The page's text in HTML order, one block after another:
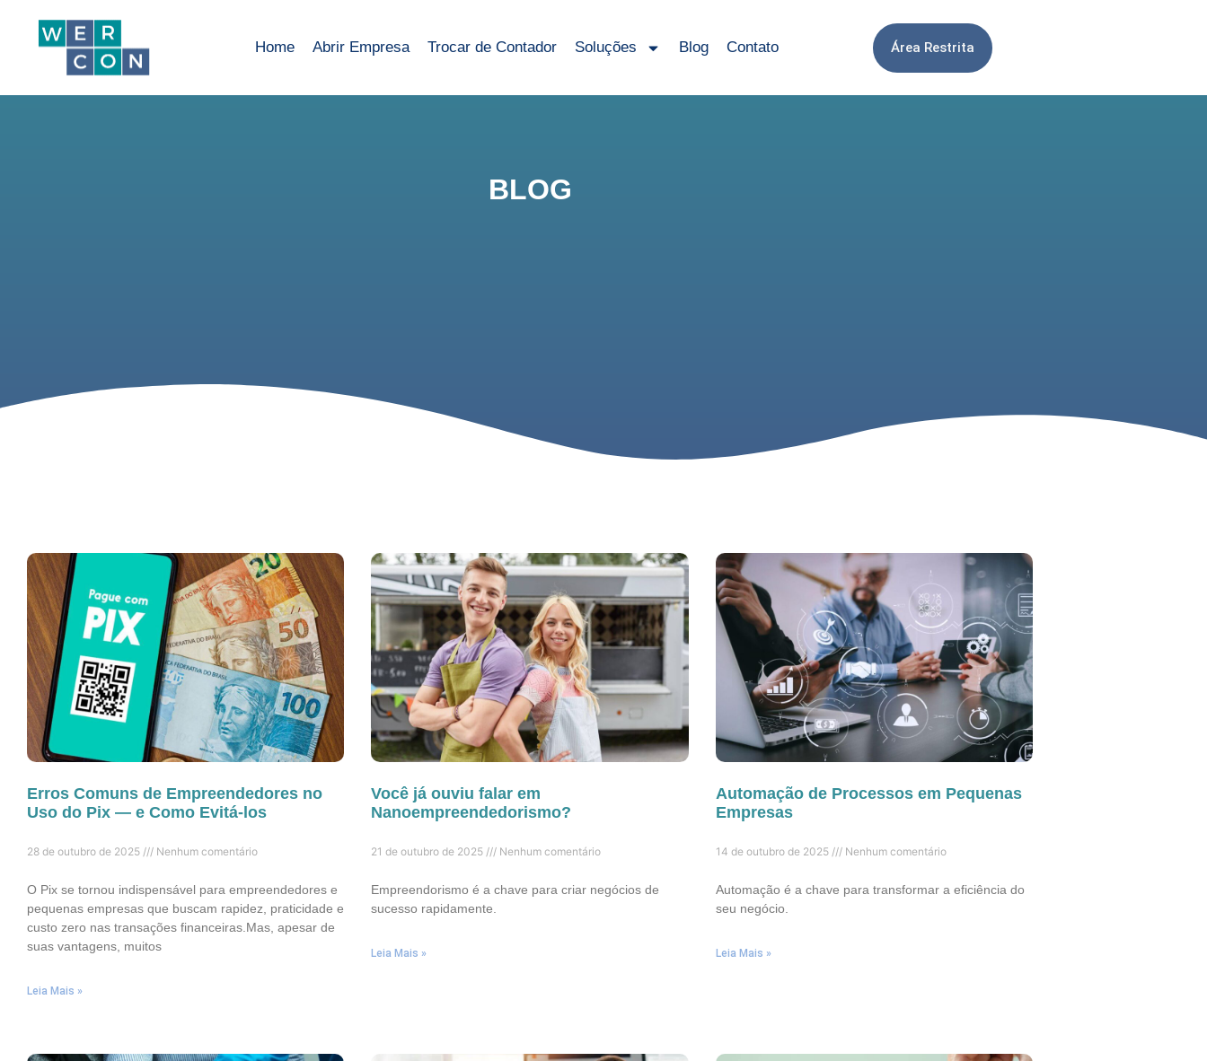
Home Abrir Empresa Trocar de Contador Soluções Blog Contato Área Restrita
BLOG
Erros Comuns de Empreendedores no
Uso do Pix — e Como Evitá-los
28 de outubro de 2025 Nenhum comentário
O Pix se tornou indispensável para empreendedores e
pequenas empresas que buscam rapidez, praticidade e
custo zero nas transações financeiras.Mas, apesar de
suas vantagens, muitos
Leia Mais »
Você já ouviu falar em
Nanoempreendedorismo?
21 de outubro de 2025 Nenhum comentário
Empreendorismo é a chave para criar negócios de
sucesso rapidamente.
Leia Mais »
Automação de Processos em Pequenas
Empresas
14 de outubro de 2025 Nenhum comentário
Automação é a chave para transformar a eficiência do
seu negócio.
Leia Mais »